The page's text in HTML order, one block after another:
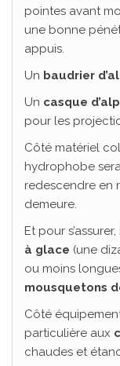
pointes avant
une bonne
appuis.
Un baudrier
Un casque
pour les
Côté matériel
hydrophobe
redescendre en
demeure.
Et pour
à glace (une
ou moins
mousquetons
Côté
particulière aux
chaudes et